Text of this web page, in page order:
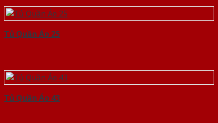
Tủ Quần Áo 25
Tủ Quần Áo 43